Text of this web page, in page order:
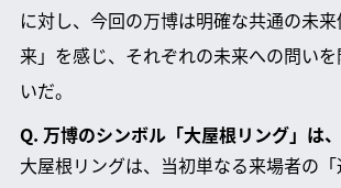
に対し、今回の万博は明確な共通の未
来」を感じ、それぞれの未来への問い
いだ。
Q. 万博のシンボル「大屋根リング」は
大屋根リングは、当初単なる来場者の